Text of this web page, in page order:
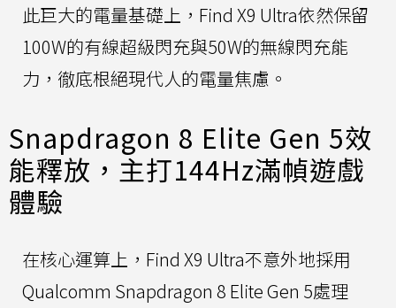
此巨大的電量基礎上，Find X9 Ultra依然保留
100W的有線超級閃充與50W的無線閃充能
力，徹底根絕現代人的電量焦慮。
Snapdragon 8 Elite Gen 5效
能釋放，主打144Hz滿幀遊戲
體驗
在核心運算上，Find X9 Ultra不意外地採用
Qualcomm Snapdragon 8 Elite Gen 5處理